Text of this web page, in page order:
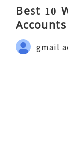
Best 10
Accounts
gmail